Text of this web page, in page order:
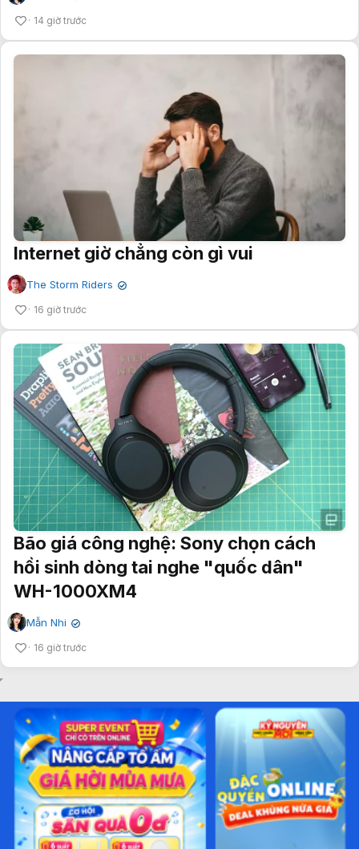
14 giờ trước
Internet giờ chẳng còn gì vui
The Storm Riders ✔
16 giờ trước
Bão giá công nghệ: Sony chọn cách
hồi sinh dòng tai nghe "quốc dân"
WH-1000XM4
Mẫn Nhi ✔
16 giờ trước